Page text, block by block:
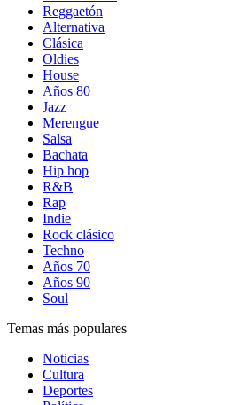
Reggaetón
Alternativa
Clásica
Oldies
House
Años 80
Jazz
Merengue
Salsa
Bachata
Hip hop
R&B
Rap
Indie
Rock clásico
Techno
Años 70
Años 90
Soul
Temas más populares
Noticias
Cultura
Deportes